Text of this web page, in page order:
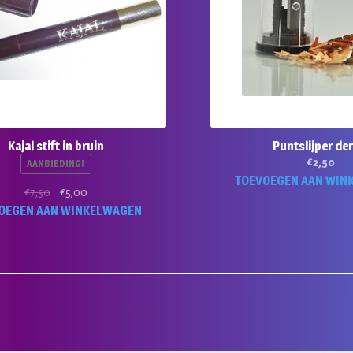
Kajal stift in bruin
AANBIEDING!
€7,50
Oorspronkelijke
prijs
€5,00Huidige
prijs
AAN WINKELWAGEN
Puntslijper
€2,50
TOEVOEGEN AAN